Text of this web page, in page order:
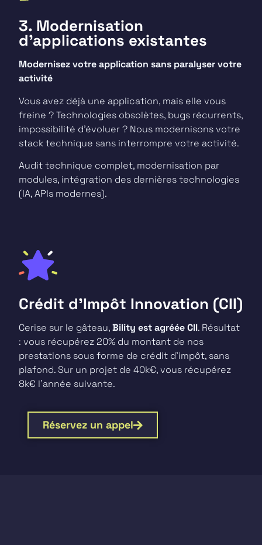
3. Modernisation
d’applications existantes
Modernisez votre application sans paralyser votre
activité
Vous avez déjà une application, mais elle vous
freine ? Technologies obsolètes, bugs récurrents,
impossibilité d’évoluer ? Nous modernisons votre
stack technique sans interrompre votre activité.
Audit technique complet, modernisation par
modules, intégration des dernières technologies
(IA, APIs modernes).
Crédit d’Impôt Innovation (CII)
Cerise sur le gâteau,Bility est agréée CII. Résultat
: vous récupérez 20% du montant de nos
prestations sous forme de crédit d’impôt, sans
plafond. Sur un projet de 40k€, vous récupérez
8k€ l’année suivante.
Réservez un appel